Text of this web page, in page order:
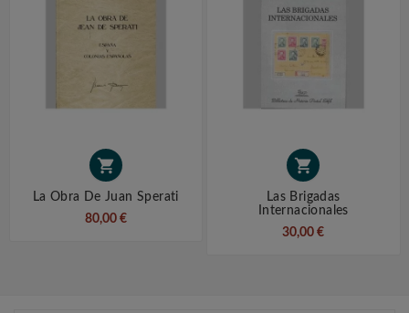

La Obra De Juan Sperati
80,00 €

Las Brigadas
Internacionales
30,00 €